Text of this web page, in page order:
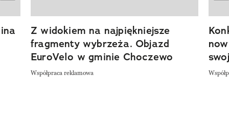
Z widokiem na najpiękniejsze
fragmenty wybrzeża. Objazd
EuroVelo w gminie Choczewo
Współpraca reklamowa